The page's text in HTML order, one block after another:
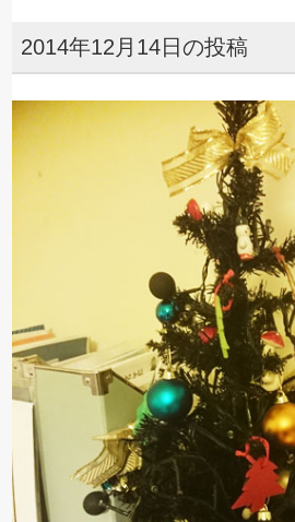
2014年12月14日の投稿